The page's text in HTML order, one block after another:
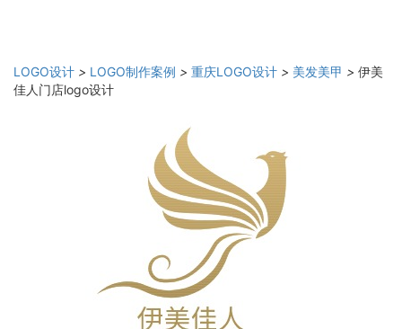
LOGO设计 > LOGO制作案例 > 重庆LOGO设计 > 美发美甲 > 伊美
佳人门店logo设计